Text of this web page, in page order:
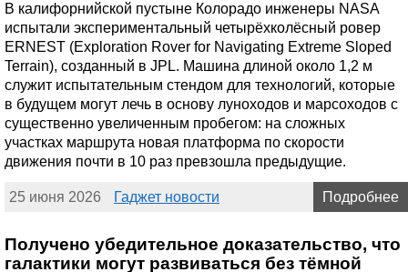
В калифорнийской пустыне Колорадо инженеры NASA
испытали экспериментальный четырёхколёсный ровер
ERNEST (Exploration Rover for Navigating Extreme Sloped
Terrain), созданный в JPL. Машина длиной около 1,2 м
служит испытательным стендом для технологий, которые
в будущем могут лечь в основу луноходов и марсоходов с
существенно увеличенным пробегом: на сложных
участках маршрута новая платформа по скорости
движения почти в 10 раз превзошла предыдущие.
25 июня 2026 Гаджет новости Подробнее
Получено убедительное доказательство, что
галактики могут развиваться без тёмной